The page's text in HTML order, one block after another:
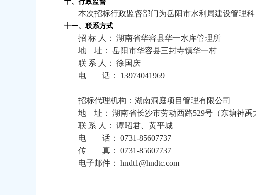
本次招标行政监督部门为岳阳市水利局建设管理科
十一、联系方式
招 标 人： 湖南省华容县华一水库管理所
地
址： 岳阳市华容县三封寺镇华一村
联 系 人： 徐国庆
电 话： 13974041969
招标代理机构：湖南洞庭项目管理有限公司
地
址： 湖南省长沙市劳动西路529号（东塘神禹
联 系 人： 谭昭君、黄平城
电 话： 0731-85607737
传 真： 0731-85607737
电子邮件：
hndt1@hndtc.com